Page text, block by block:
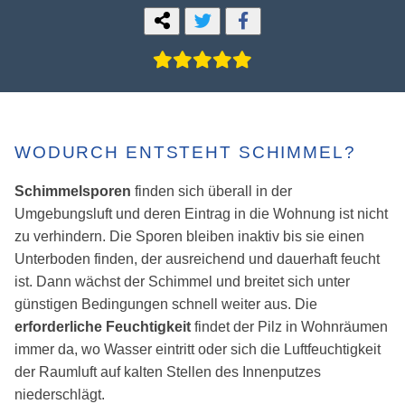
WODURCH ENTSTEHT SCHIMMEL?
Schimmelsporen finden sich überall in der
Umgebungsluft und deren Eintrag in die Wohnung ist nicht
zu verhindern. Die Sporen bleiben inaktiv bis sie einen
Unterboden finden, der ausreichend und dauerhaft feucht
ist. Dann wächst der Schimmel und breitet sich unter
günstigen Bedingungen schnell weiter aus. Die
erforderliche Feuchtigkeit findet der Pilz in Wohnräumen
immer da, wo Wasser eintritt oder sich die Luftfeuchtigkeit
der Raumluft auf kalten Stellen des Innenputzes
niederschlägt.